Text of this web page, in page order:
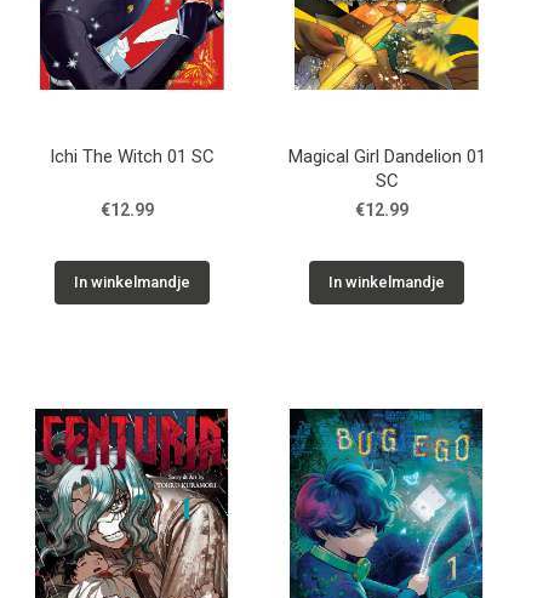
Ichi The Witch 01 SC
€12.99
In winkelmandje
Magical Girl Dandelion 01
SC
€12.99
In winkelmandje